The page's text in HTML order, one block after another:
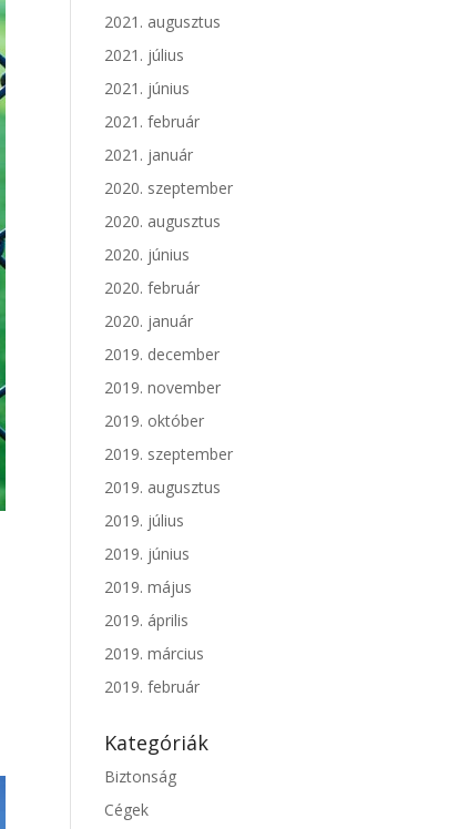
2021. augusztus
2021. július
2021. június
2021. február
2021. január
2020. szeptember
2020. augusztus
2020. június
2020. február
2020. január
2019. december
2019. november
2019. október
2019. szeptember
2019. augusztus
2019. július
2019. június
2019. május
2019. április
2019. március
2019. február
Kategóriák
Biztonság
Cégek